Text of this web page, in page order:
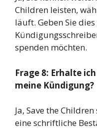
Children leisten,
läuft. Geben Sie
spenden möchten.
Frage 8: Erhalte
meine Kündigung?
Ja, Save the
eine schriftliche